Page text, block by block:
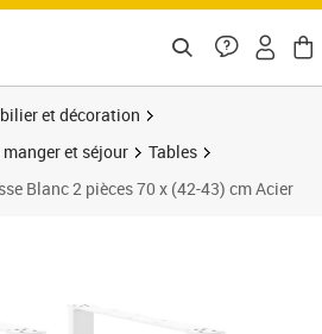
et décoration
et séjour
Tables
Blanc 2 pièces 70 x (42-43) cm Acier